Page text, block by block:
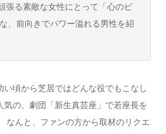
張る素敵な女性にとって「心のビ
、前向きでパワー溢れる男性を紹
頃から芝居ではどんな役でもこなし
気の、劇団「新生真芸座」で若座長を
んと、ファンの方から取材のリクエ